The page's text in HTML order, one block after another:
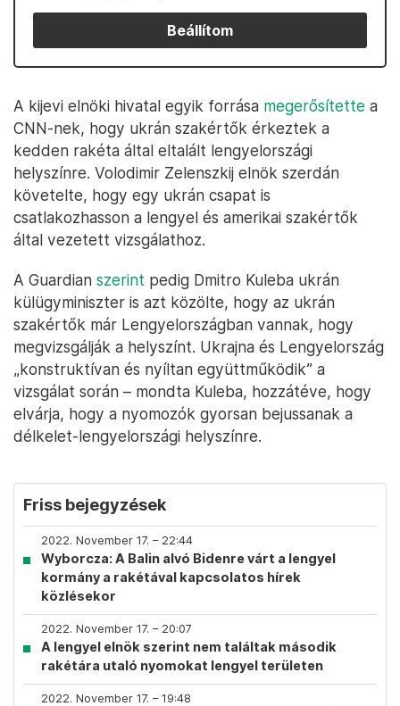
Beállítom
A kijevi elnöki hivatal egyik forrása megerősítette a
CNN-nek, hogy ukrán szakértők érkeztek a
kedden rakéta által eltalált lengyelországi
helyszínre. Volodimir Zelenszkij elnök szerdán
követelte, hogy egy ukrán csapat is
csatlakozhasson a lengyel és amerikai szakértők
által vezetett vizsgálathoz.
A Guardian szerint pedig Dmitro Kuleba ukrán
külügyminiszter is azt közölte, hogy az ukrán
szakértők már Lengyelországban vannak, hogy
megvizsgálják a helyszínt. Ukrajna és Lengyelország
„konstruktívan és nyíltan együttműködik” a
vizsgálat során – mondta Kuleba, hozzátéve, hogy
elvárja, hogy a nyomozók gyorsan bejussanak a
délkelet-lengyelországi helyszínre.
Friss bejegyzések
2022. November 17. – 22:44
Wyborcza: A Balin alvó Bidenre várt a lengyel
kormány a rakétával kapcsolatos hírek
közlésekor
2022. November 17. – 20:07
A lengyel elnök szerint nem találtak második
rakétára utaló nyomokat lengyel területen
2022. November 17. – 19:48